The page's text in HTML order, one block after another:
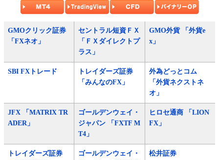
GMOクリック証券
「FXネオ」
セントラル短資ＦＸ
「ＦＸダイレクトプ
ラス」
GMO外貨 「外貨e
x」
SBI FXトレード
トレイダーズ証券
「みんなのFX」
外為どっとコム
「外貨ネクストネ
オ」
JFX 「MATRIX TR
ADER」
ゴールデンウェイ・
ジャパン 「FXTF M
T4」
ヒロセ通商 「LION
FX」
トレイダーズ証券
ゴールデンウェイ・
松井証券